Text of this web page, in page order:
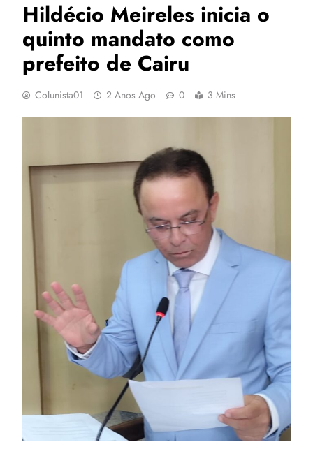
Hildécio Meireles inicia o
quinto mandato como
prefeito de Cairu
Colunista01 2 Anos Ago 0 3 Mins